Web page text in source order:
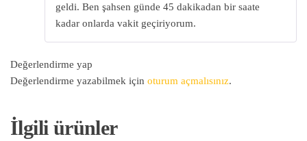
geldi. Ben şahsen günde 45 dakikadan bir saate
kadar onlarda vakit geçiriyorum.
Değerlendirme yap
Değerlendirme yazabilmek için oturum açmalısınız.
İlgili ürünler